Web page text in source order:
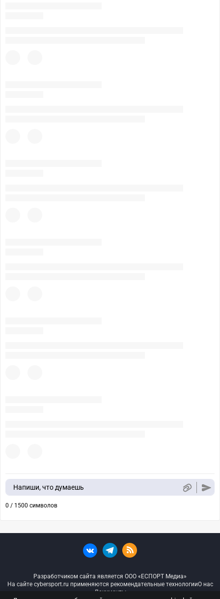
Напиши, что думаешь
0 / 1500 символов
Разработчиком сайта является ООО «ЕСПОРТ Медиа»
На сайте cybersport.ru применяются рекомендательные технологииО нас
Документы